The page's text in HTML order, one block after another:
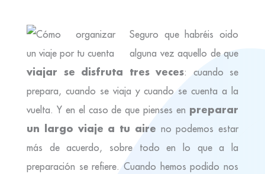
Seguro que habréis oido
alguna vez aquello de que
viajar se disfruta tres veces: cuando se
prepara, cuando se viaja y cuando se cuenta a la
vuelta. Y en el caso de que pienses en preparar
un largo viaje a tu aire no podemos estar
más de acuerdo, sobre todo en lo que a la
preparación se refiere. Cuando hemos podido nos